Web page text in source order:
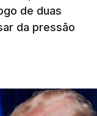
de duas
da pressão